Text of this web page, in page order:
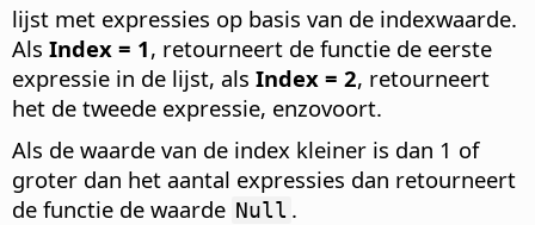
lijst met expressies op basis van de indexwaarde.
Als Index = 1, retourneert de functie de eerste
expressie in de lijst, als Index = 2, retourneert
het de tweede expressie, enzovoort.
Als de waarde van de index kleiner is dan 1 of
groter dan het aantal expressies dan retourneert
de functie de waarde Null .